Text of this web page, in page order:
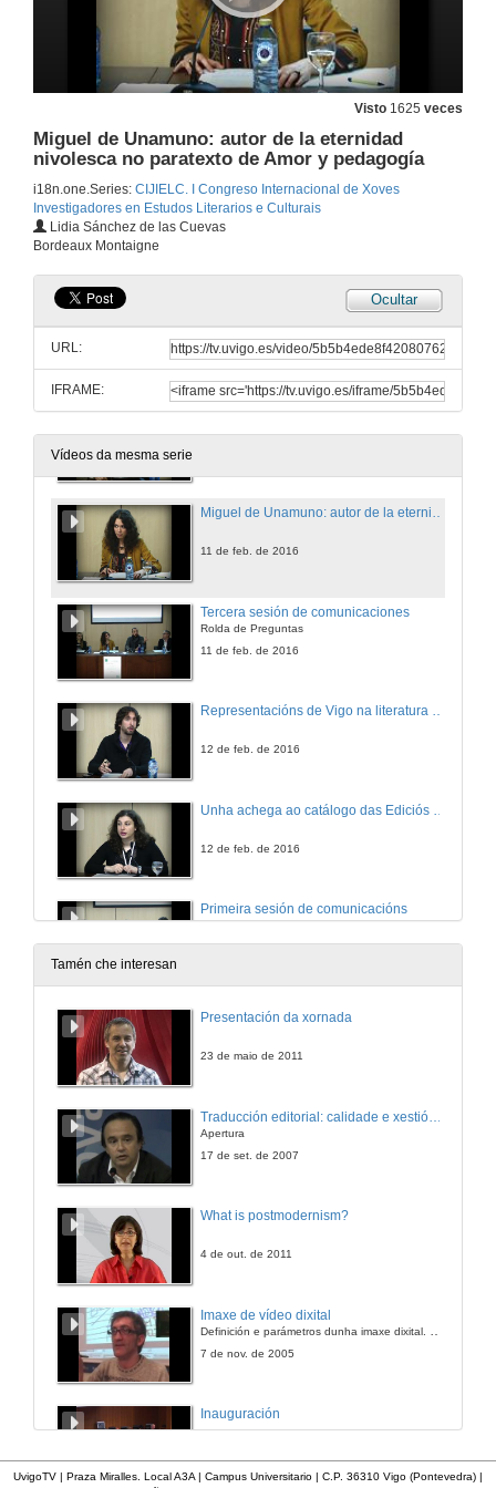
Visto 1625 veces
Miguel de Unamuno: autor de la eternidad
nivolesca no paratexto de Amor y pedagogía
i18n.one.Series: CIJIELC. I Congreso Internacional de Xoves
Investigadores en Estudos Literarios e Culturais
Lidia Sánchez de las Cuevas
Bordeaux Montaigne
Ocultar
URL:
IFRAME:
Vídeos da mesma serie
11 de feb. de 2016
A impronta literaria de Francisco de Valdés na prensa dos anos vinte e trinta
11 de feb. de 2016
Segunda sesión de comunicacións
Rolda de Preguntas
Eyes Wide Shut de Stanley Kubrik: relatos soñados e desexos encadenados
11 de feb. de 2016
Existencialismo melancólico en Monólogo para seis voces sen sonido de Alfonso Vallejo e Nostalxia de Andriés Tarkovski
Miguel de Unamuno: autor de la eternidad nivolesca no paratexto de Amor y pedagogía
11 de feb. de 2016
Tercera sesión de comunicaciones
Rolda de Preguntas
11 de feb. de 2016
Representacións de Vigo na literatura e o cinema
12 de feb. de 2016
12 de feb. de 2016
Primeira sesión de comunicacións
12 de feb. de 2016
Rolda de Preguntas
Tamén che interesan
Presentación da xornada
23 de maio de 2011
Apertura
17 de set. de 2007
What is postmodernism?
4 de out. de 2011
Imaxe de vídeo dixital
Definición e parámetros dunha imaxe dixital. Resolución e Aspecto. Profundidade da cor. Compresión. Frame por segundo. Entrelazado. Campos, cadros
7 de nov. de 2005
Inauguración
UvigoTV | Praza Miralles. Local A3A | Campus Universitario | C.P. 36310 Vigo (Pontevedra) |